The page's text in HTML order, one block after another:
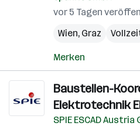
vor 5 Tagen
Wien, Graz
Merken
Baustellen-
Elektrotechnik
SPIE ESCAD Austria